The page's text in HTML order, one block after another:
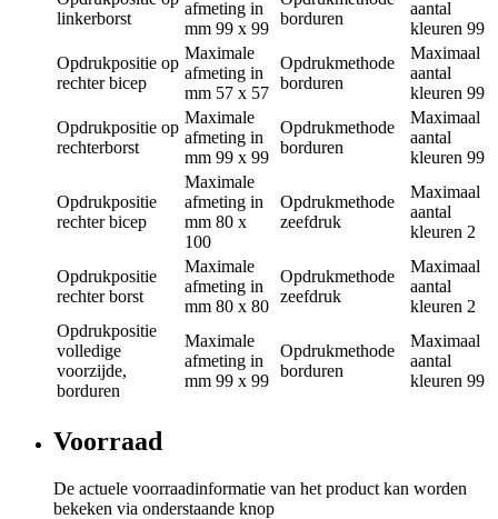
linkerborst
afmeting in
mm 99 x 99
borduren
aantal
kleuren 99
Opdrukpositie op
rechter bicep
Maximale
afmeting in
mm 57 x 57
Opdrukmethode
borduren
Maximaal
aantal
kleuren 99
Opdrukpositie op
rechterborst
Maximale
afmeting in
mm 99 x 99
Opdrukmethode
borduren
Maximaal
aantal
kleuren 99
Opdrukpositie
rechter bicep
Maximale
afmeting in
mm 80 x
100
Opdrukmethode
zeefdruk
Maximaal
aantal
kleuren 2
Opdrukpositie
rechter borst
Maximale
afmeting in
mm 80 x 80
Opdrukmethode
zeefdruk
Maximaal
aantal
kleuren 2
Opdrukpositie
volledige
voorzijde,
borduren
Maximale
afmeting in
mm 99 x 99
Opdrukmethode
borduren
Maximaal
aantal
kleuren 99
Voorraad
De actuele voorraadinformatie van het product kan worden
bekeken via onderstaande knop